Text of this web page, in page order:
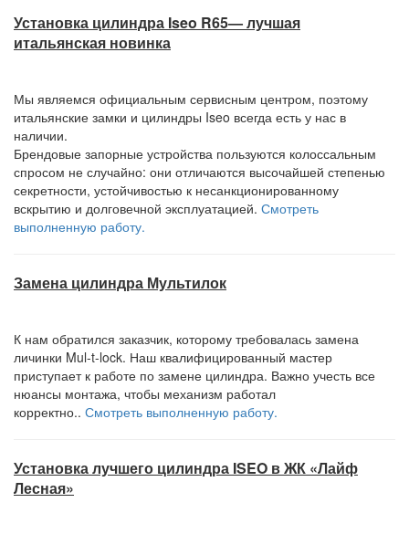
Установка цилиндра Iseo R65— лучшая
итальянская новинка
Мы являемся официальным сервисным центром, поэтому
итальянские замки и цилиндры Iseo всегда есть у нас в
наличии.
Брендовые запорные устройства пользуются колоссальным
спросом не случайно: они отличаются высочайшей степенью
секретности, устойчивостью к несанкционированному
вскрытию и долговечной эксплуатацией. Смотреть
выполненную работу.
Замена цилиндра Мультилок
К нам обратился заказчик, которому требовалась замена
личинки Mul-t-lock. Наш квалифицированный мастер
приступает к работе по замене цилиндра. Важно учесть все
нюансы монтажа, чтобы механизм работал
корректно.. Смотреть выполненную работу.
Установка лучшего цилиндра ISEO в ЖК «Лайф
Лесная»